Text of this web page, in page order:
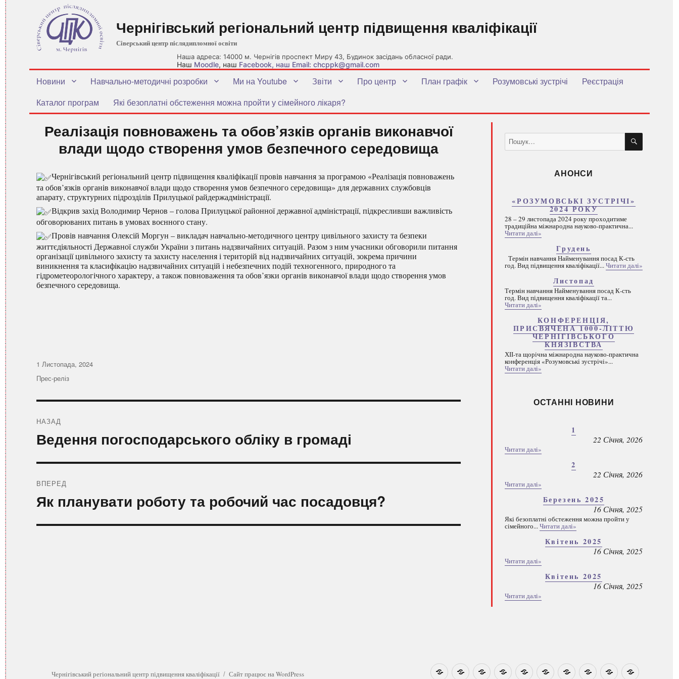
Наша адреса: 14000 м. Чернігів проспект Миру 43, Будинок засідань обласної ради.
Наш Moodle, наш Facebook, наш Email: chcppk@gmail.com
Чернігівський регіональний центр підвищення кваліфікації
Сіверський центр післядипломної освіти
Новини Навчально-методичні розробки Ми на Youtube Звіти Про центр План графік Розумовські зустрічі
Реєстрація
Каталог програм
Які безоплатні обстеження можна пройти у сімейного лікаря?
Реалізація повноважень та обов’язків органів виконавчої
влади щодо створення умов безпечного середовища
Чернігівський регіональний центр підвищення кваліфікації провів навчання за програмою «Реалізація повноважень
та обов’язків органів виконавчої влади щодо створення умов безпечного середовища» для державних службовців
апарату, структурних підрозділів Прилуцької райдержадміністрації.
Відкрив захід Володимир Чернов – голова Прилуцької районної державної адміністрації, підкресливши важливість
обговорюваних питань в умовах воєнного стану.
Провів навчання Олексій Моргун –викладач навчально-методичного центру цивільного захисту та безпеки
життєдіяльності Державної служби України з питань надзвичайних ситуацій. Разом з ним учасники обговорили питання
організації цивільного захисту та захисту населення і територій від надзвичайних ситуацій, зокрема причини
виникнення та класифікацію надзвичайних ситуацій і небезпечних подій техногенного, природного та
гідрометеорологічного характеру, а також повноваження та обов’язки органів виконавчої влади щодо створення умов
безпечного середовища.
Оприлюднено
1 Листопада, 2024
Категорії
Прес-реліз
записів
НАЗАД
Попередній
запис:
Ведення погосподарського обліку в громаді
ВПЕРЕД
Наступний
запис:
Як планувати роботу та робочий час посадовця?
Пошук
за
ШУКАТИ
АНОНСИ
«РОЗУМОВСЬКІ ЗУСТРІЧІ»
2024 РОКУ
28 – 29 листопада 2024 року проходитиме
традиційна міжнародна науково-практична...
Читати далі»
Грудень
Термін навчання Найменування посад К-сть
год. Вид підвищення кваліфікації...Читати далі»
Листопад
Термін навчання Найменування посад К-сть
год. Вид підвищення кваліфікації та...
Читати далі»
КОНФЕРЕНЦІЯ,
ПРИСВЯЧЕНА 1000-ЛІТТЮ
ЧЕРНІГІВСЬКОГО
КНЯЗІВСТВА
ХІІ-та щорічна міжнародна науково-практична
конференція «Розумовські зустрічі»...
Читати далі»
ОСТАННІ НОВИНИ
1
22 Січня, 2026
Читати далі»
2
22 Січня, 2026
Читати далі»
Березень 2025
16 Січня, 2025
Які безоплатні обстеження можна пройти у
сімейного...Читати далі»
Квітень 2025
16 Січня, 2025
Читати далі»
Квітень 2025
16 Січня, 2025
Читати далі»
НовиниНавчально-
Ми
Звіти Про
План Розумовські
Реєстрація
КаталогЯкі
Чернігівський регіональний центр підвищення кваліфікації Сайт працює на WordPress